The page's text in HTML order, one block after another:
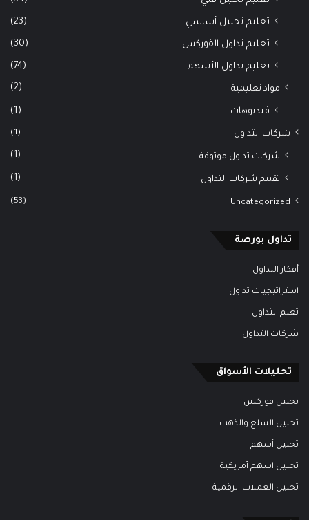
تعليم تحليل أساسي (23)
تعليم تداول الفوركس (30)
تعليم تداول الأسهم (74)
مواد تعليمية (2)
فيديوهات (1)
شركات التداول (1)
شركات تداول موثوقة (1)
تقييم شركات التداول (1)
Uncategorized
(53)
تداول بورصة
أفكار التداول
استراتيجيات تداول
تعلم التداول
شركات التداول
تحليلات الأسواق
تحليل فوركس
تحليل السلع والذهب
تحليل أسهم
تحليل اسهم أمريكية
تحليل العملات الرقمية